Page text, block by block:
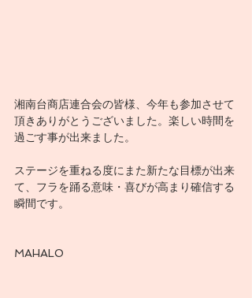
湘南台商店連合会の皆様、今年も参加させて
頂きありがとうございました。楽しい時間を
過ごす事が出来ました。
ステージを重ねる度にまた新たな目標が出来
て、フラを踊る意味・喜びが高まり確信する
瞬間です。
MAHALO